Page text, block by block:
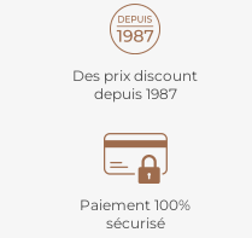
Des prix discount
depuis 1987
Paiement 100%
sécurisé